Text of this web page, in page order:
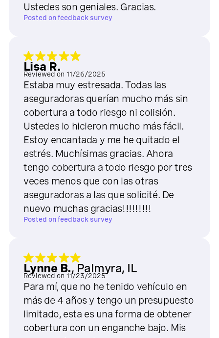
Ustedes son geniales. Gracias.
Posted onfeedback survey
Lisa R.
Reviewed on 11/26/2025
Estaba muy estresada. Todas las
aseguradoras querían mucho más sin
cobertura a todo riesgo ni colisión.
Ustedes lo hicieron mucho más fácil.
Estoy encantada y me he quitado el
estrés. Muchísimas gracias. Ahora
tengo cobertura a todo riesgo por tres
veces menos que con las otras
aseguradoras a las que solicité. De
nuevo muchas gracias!!!!!!!!!
Posted onfeedback survey
Lynne B., Palmyra, IL
Reviewed on 11/23/2025
Para mí, que no he tenido vehículo en
más de 4 años y tengo un presupuesto
limitado, esta es una forma de obtener
cobertura con un enganche bajo. Mis